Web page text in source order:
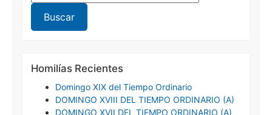
Homilías Recientes
Domingo XIX del Tiempo Ordinario
DOMINGO XVIII DEL TIEMPO ORDINARIO (A)
DOMINGO XVII DEL TIEMPO ORDINARIO (A)